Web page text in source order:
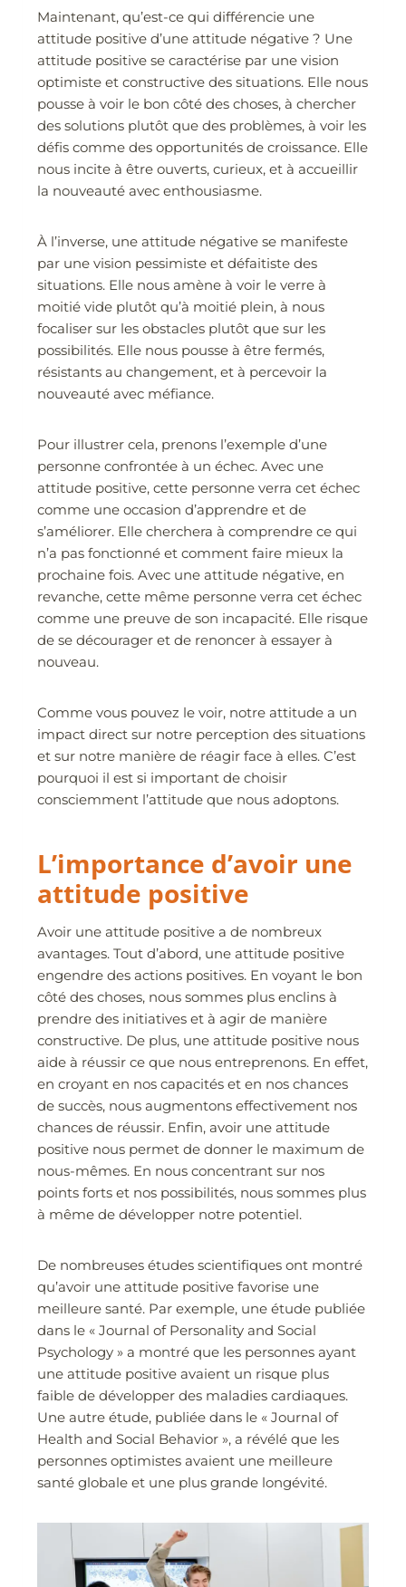
Maintenant, qu’est-ce qui différencie une
attitude positive d’une attitude négative ? Une
attitude positive se caractérise par une vision
optimiste et constructive des situations. Elle nous
pousse à voir le bon côté des choses, à chercher
des solutions plutôt que des problèmes, à voir les
défis comme des opportunités de croissance. Elle
nous incite à être ouverts, curieux, et à accueillir
la nouveauté avec enthousiasme.
À l’inverse, une attitude négative se manifeste
par une vision pessimiste et défaitiste des
situations. Elle nous amène à voir le verre à
moitié vide plutôt qu’à moitié plein, à nous
focaliser sur les obstacles plutôt que sur les
possibilités. Elle nous pousse à être fermés,
résistants au changement, et à percevoir la
nouveauté avec méfiance.
Pour illustrer cela, prenons l’exemple d’une
personne confrontée à un échec. Avec une
attitude positive, cette personne verra cet échec
comme une occasion d’apprendre et de
s’améliorer. Elle cherchera à comprendre ce qui
n’a pas fonctionné et comment faire mieux la
prochaine fois. Avec une attitude négative, en
revanche, cette même personne verra cet échec
comme une preuve de son incapacité. Elle risque
de se décourager et de renoncer à essayer à
nouveau.
Comme vous pouvez le voir, notre attitude a un
impact direct sur notre perception des situations
et sur notre manière de réagir face à elles. C’est
pourquoi il est si important de choisir
consciemment l’attitude que nous adoptons.
L’importance d’avoir une
attitude positive
Avoir une attitude positive a de nombreux
avantages. Tout d’abord, une attitude positive
engendre des actions positives. En voyant le bon
côté des choses, nous sommes plus enclins à
prendre des initiatives et à agir de manière
constructive. De plus, une attitude positive nous
aide à réussir ce que nous entreprenons. En effet,
en croyant en nos capacités et en nos chances
de succès, nous augmentons effectivement nos
chances de réussir. Enfin, avoir une attitude
positive nous permet de donner le maximum de
nous-mêmes. En nous concentrant sur nos
points forts et nos possibilités, nous sommes plus
à même de développer notre potentiel.
De nombreuses études scientifiques ont montré
qu’avoir une attitude positive favorise une
meilleure santé. Par exemple, une étude publiée
dans le « Journal of Personality and Social
Psychology » a montré que les personnes ayant
une attitude positive avaient un risque plus
faible de développer des maladies cardiaques.
Une autre étude, publiée dans le « Journal of
Health and Social Behavior », a révélé que les
personnes optimistes avaient une meilleure
santé globale et une plus grande longévité.